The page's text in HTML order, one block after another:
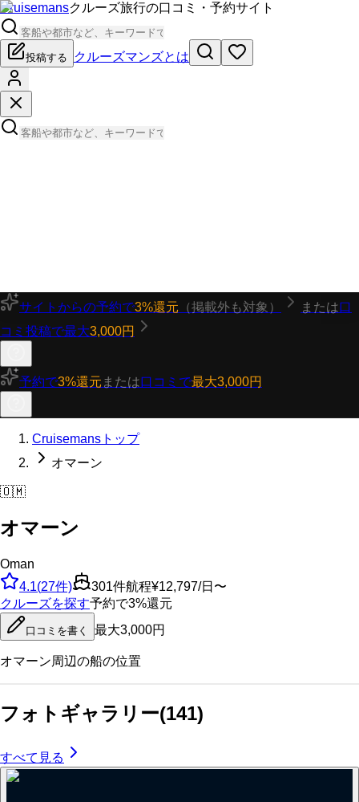
Cruisemansクルーズ旅行の口コミ・予約サイト
投稿する クルーズマンズとは
サイトからの予約で3%還元 （掲載外も対象） または口
コミ投稿で最大3,000円
予約で3%還元 または口コミで最大3,000円
Cruisemansトップ
オマーン
🇴🇲
オマーン
Oman
4.1(27件) 301件航程¥12,797/日〜
クルーズを探す予約で3%還元
口コミを書く 最大3,000円
オマーン周辺の船の位置
フォトギャラリー(141)
すべて見る